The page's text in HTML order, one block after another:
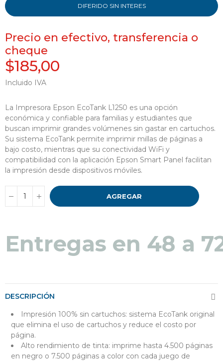
DIFERIDO SIN INTERES
Precio en efectivo, transferencia o
cheque
$185,00
Incluido IVA
La Impresora Epson EcoTank L1250 es una opción
económica y confiable para familias y estudiantes que
buscan imprimir grandes volúmenes sin gastar en cartuchos.
Su sistema EcoTank permite imprimir millas de páginas a
bajo costo, mientras que su conectividad WiFi y
compatibilidad con la aplicación Epson Smart Panel facilitan
la impresión desde dispositivos móviles.
AGREGAR
Entregas en 48 a
DESCRIPCIÓN
Impresión 100% sin cartuchos: sistema EcoTank original
que elimina el uso de cartuchos y reduce el costo por
página.
Alto rendimiento de tinta: imprime hasta 4.500 páginas
en negro o 7.500 páginas a color con cada juego de